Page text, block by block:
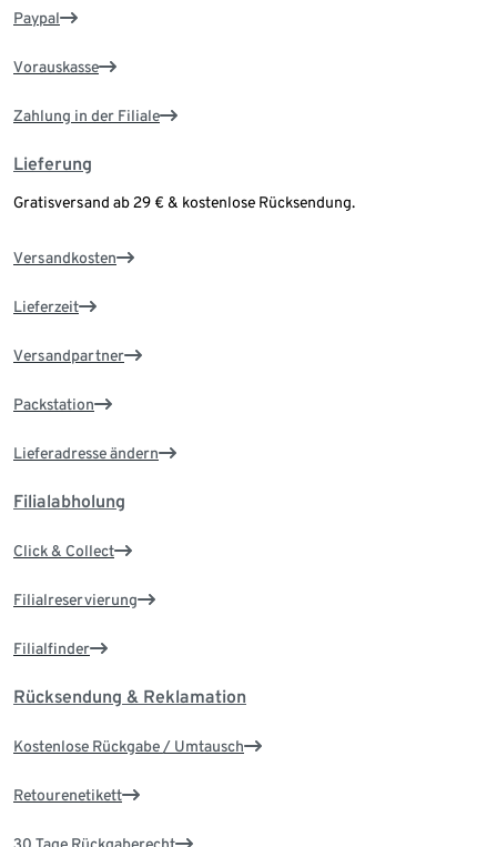
Paypal
Vorauskasse
Zahlung in der Filiale
Lieferung
Gratisversand ab 29 € & kostenlose Rücksendung.
Versandkosten
Lieferzeit
Versandpartner
Packstation
Lieferadresse ändern
Filialabholung
Click & Collect
Filialreservierung
Filialfinder
Rücksendung & Reklamation
Kostenlose Rückgabe / Umtausch
Retourenetikett